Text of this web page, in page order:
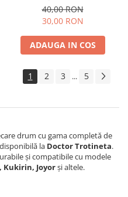
Electrică Kugoo M4 / M4 Pro
(Set 2 bucăți)
40,00 RON
30,00 RON
ADAUGA IN COS
1 2 3 ... 5
drum cu gama completă de
disponibilă la Doctor Trotineta.
și compatibile cu modele
Kukirin, Joyorși altele.